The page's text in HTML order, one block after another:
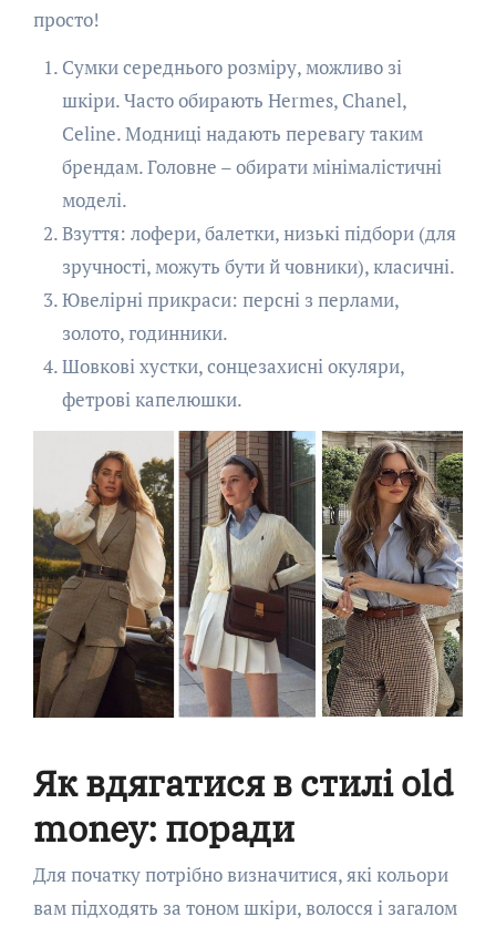
просто!
Сумки середнього розміру, можливо зі
шкіри. Часто обирають Hermes, Chanel,
Celine. Модниці надають перевагу таким
брендам. Головне – обирати мінімалістичні
моделі.
Взуття: лофери, балетки, низькі підбори (для
зручності, можуть бути й човники), класичні.
Ювелірні прикраси: персні з перлами,
золото, годинники.
Шовкові хустки, сонцезахисні окуляри,
фетрові капелюшки.
Як вдягатися в стилі old
money: поради
Для початку потрібно визначитися, які кольори
вам підходять за тоном шкіри, волосся і загалом